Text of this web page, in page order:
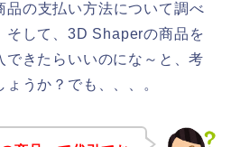
の支払い方法について調べ
そして、3D Shaperの商品を
できたらいいのにな～と、考
うか？でも、、、。